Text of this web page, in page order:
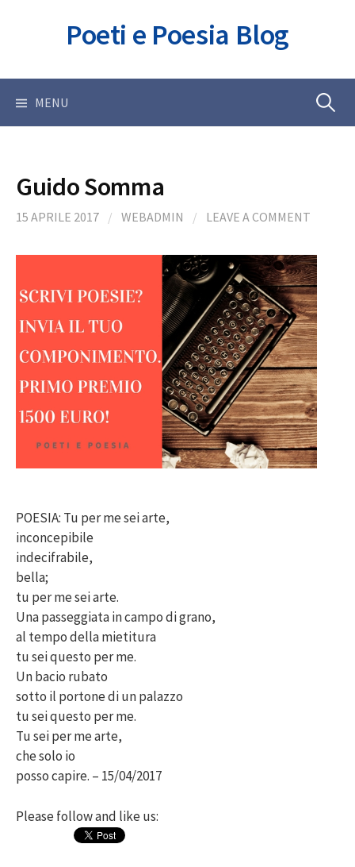
Poeti e Poesia Blog
MENU Ricerca
Guido Somma
15 APRILE 2017 / WEBADMIN / LEAVE A COMMENT
POESIA: Tu per me sei arte,
inconcepibile
indecifrabile,
bella;
tu per me sei arte.
Una passeggiata in campo di grano,
al tempo della mietitura
tu sei questo per me.
Un bacio rubato
sotto il portone di un palazzo
tu sei questo per me.
Tu sei per me arte,
che solo io
posso capire. – 15/04/2017
Please follow and like us: